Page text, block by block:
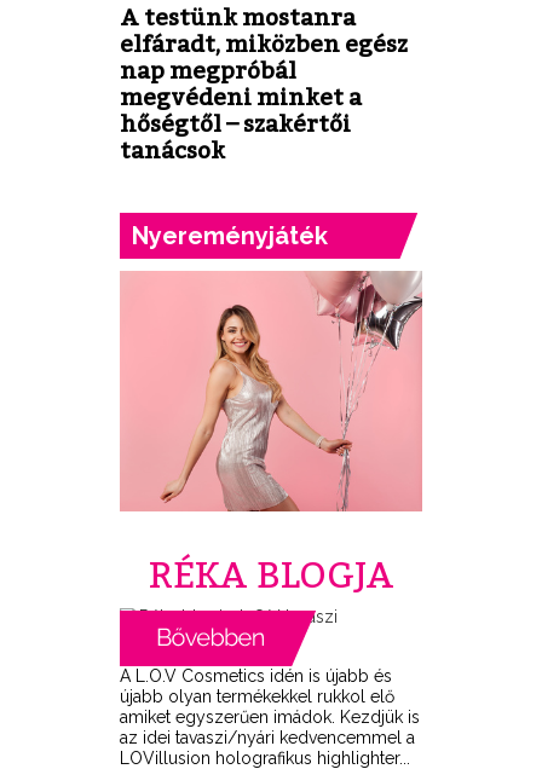
A testünk mostanra
elfáradt, miközben egész
nap megpróbál
megvédeni minket a
hőségtől – szakértői
tanácsok
Nyereményjáték
RÉKA BLOGJA
A L.O.V Cosmetics idén is újabb és
újabb olyan termékekkel rukkol elő
amiket egyszerűen imádok. Kezdjük is
az idei tavaszi/nyári kedvencemmel a
LOVillusion holografikus highlighter...